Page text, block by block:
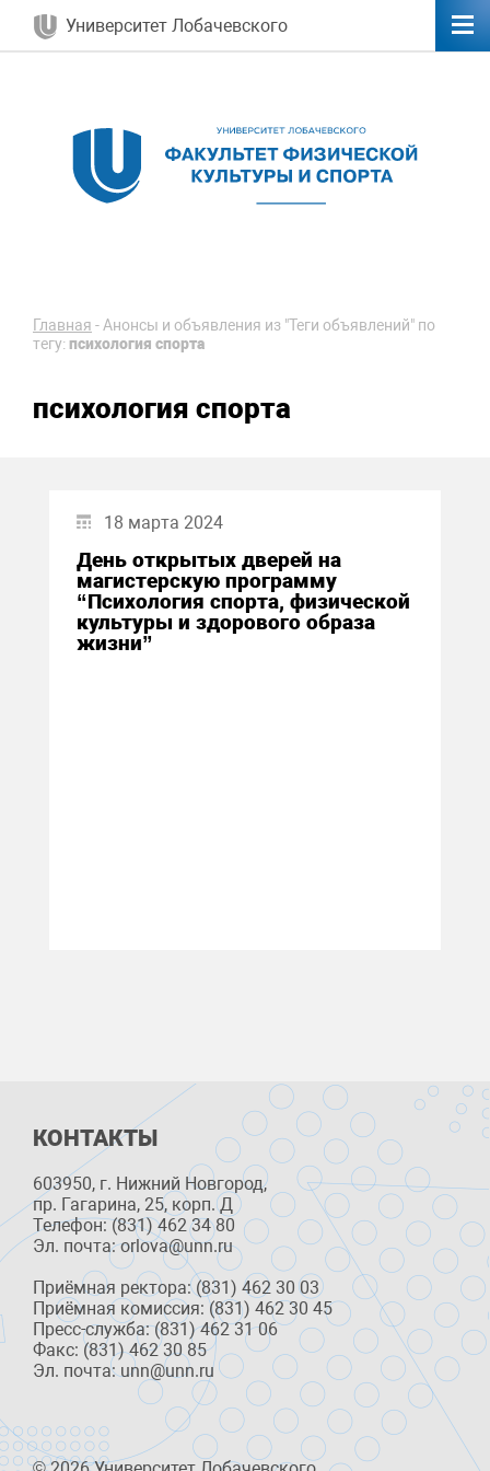
Университет Лобачевского
Главная -Анонсы и объявления из "Теги объявлений" по
тегу: психология спорта
психология спорта
18 марта 2024
День открытых дверей на
магистерскую программу
“Психология спорта, физической
культуры и здорового образа
жизни”
КОНТАКТЫ
603950, г. Нижний Новгород,
пр. Гагарина, 25, корп. Д
Телефон: (831) 462 34 80
Эл. почта: orlova@unn.ru
Приёмная ректора: (831) 462 30 03
Приёмная комиссия: (831) 462 30 45
Пресс-служба: (831) 462 31 06
Факс: (831) 462 30 85
Эл. почта: unn@unn.ru